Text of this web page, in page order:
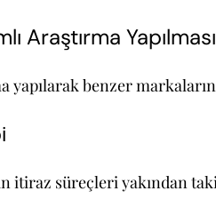
Araştırma Yapılması
yapılarak benzer
itiraz süreçleri yakından